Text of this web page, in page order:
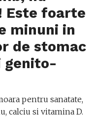
Este foarte
minuni in
de stomac
genito-
pentru sanatate,
calciu si vitamina D.